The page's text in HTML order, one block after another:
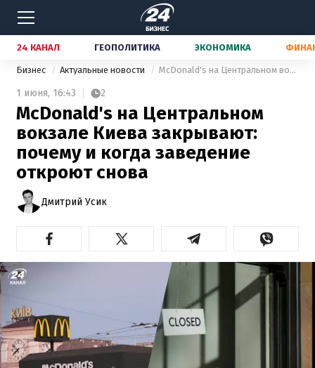
24 КАНАЛ ГЕОПОЛИТИКА ЭКОНОМИКА
Бизнес Актуальные новости McDonald's на Центральном вокзале Киева закрывают: почему и когда заведение откроют снова
1 июня, 16:43 2
McDonald's на Центральном
вокзале Киева закрывают:
почему и когда заведение
откроют снова
Дмитрий Усик